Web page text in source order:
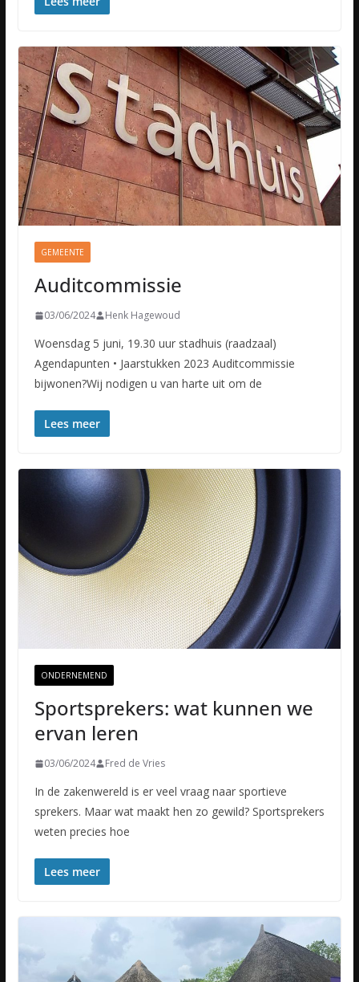
GEMEENTE
Auditcommissie
03/06/2024 Henk Hagewoud
Woensdag 5 juni, 19.30 uur stadhuis (raadzaal)
Agendapunten • Jaarstukken 2023 Auditcommissie
bijwonen?Wij nodigen u van harte uit om de
Lees meer
ONDERNEMEND
Sportsprekers: wat kunnen we
ervan leren
03/06/2024 Fred de Vries
In de zakenwereld is er veel vraag naar sportieve
sprekers. Maar wat maakt hen zo gewild? Sportsprekers
weten precies hoe
Lees meer